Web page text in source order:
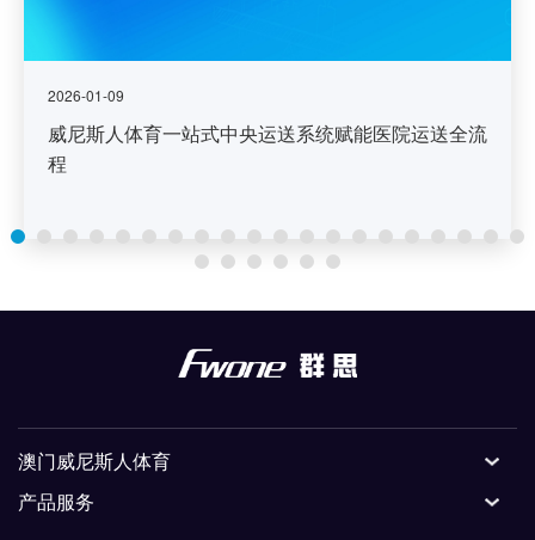
2026-01-09
威尼斯人体育一站式中央运送系统赋能医院运送全流
程
澳门威尼斯人体育
产品服务